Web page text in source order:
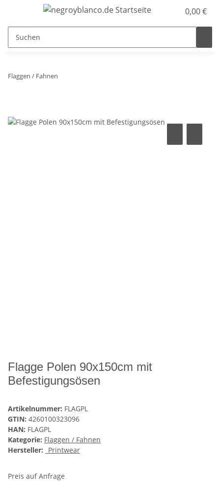
0,00 €
Flaggen / Fahnen
Flagge Polen 90x150cm mit
Befestigungsösen
Artikelnummer: FLAGPL
GTIN: 4260100323096
HAN: FLAGPL
Kategorie: Flaggen / Fahnen
Hersteller:
_Printwear
Preis auf Anfrage